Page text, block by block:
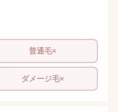
普通毛×
ダメージ毛×